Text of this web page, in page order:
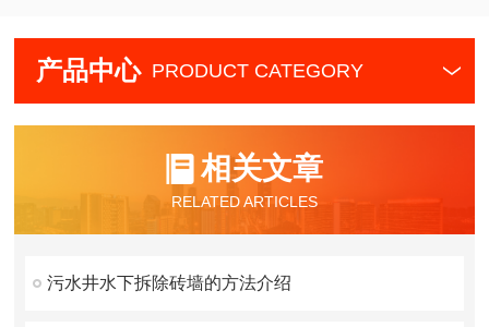
产品中心 PRODUCT CATEGORY
相关文章
RELATED ARTICLES
污水井水下拆除砖墙的方法介绍